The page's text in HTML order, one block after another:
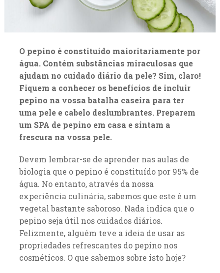
O pepino é constituído maioritariamente por
água. Contém substâncias miraculosas que
ajudam no cuidado diário da pele? Sim, claro!
Fiquem a conhecer os benefícios de incluir
pepino na vossa batalha caseira para ter
uma pele e cabelo deslumbrantes. Preparem
um SPA de pepino em casa e sintam a
frescura na vossa pele.
Devem lembrar-se de aprender nas aulas de
biologia que o pepino é constituído por 95% de
água. No entanto, através da nossa
experiência culinária, sabemos que este é um
vegetal bastante saboroso. Nada indica que o
pepino seja útil nos cuidados diários.
Felizmente, alguém teve a ideia de usar as
propriedades refrescantes do pepino nos
cosméticos. O que sabemos sobre isto hoje?